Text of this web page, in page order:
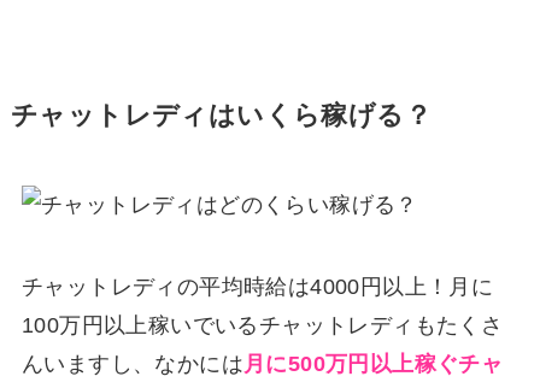
チャットレディはいくら稼げる？
チャットレディの平均時給は4000円以上！月に
100万円以上稼いでいるチャットレディもたくさ
んいますし、なかには 月に500万円以上稼ぐチャ